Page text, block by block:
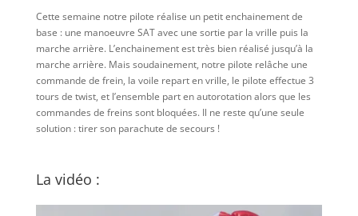
Cette semaine notre pilote réalise un petit enchainement de
base : une manoeuvre SAT avec une sortie par la vrille puis la
marche arrière. L’enchainement est très bien réalisé jusqu’à la
marche arrière. Mais soudainement, notre pilote relâche une
commande de frein, la voile repart en vrille, le pilote effectue 3
tours de twist, et l’ensemble part en autorotation alors que les
commandes de freins sont bloquées. Il ne reste qu’une seule
solution : tirer son parachute de secours !
La vidéo :